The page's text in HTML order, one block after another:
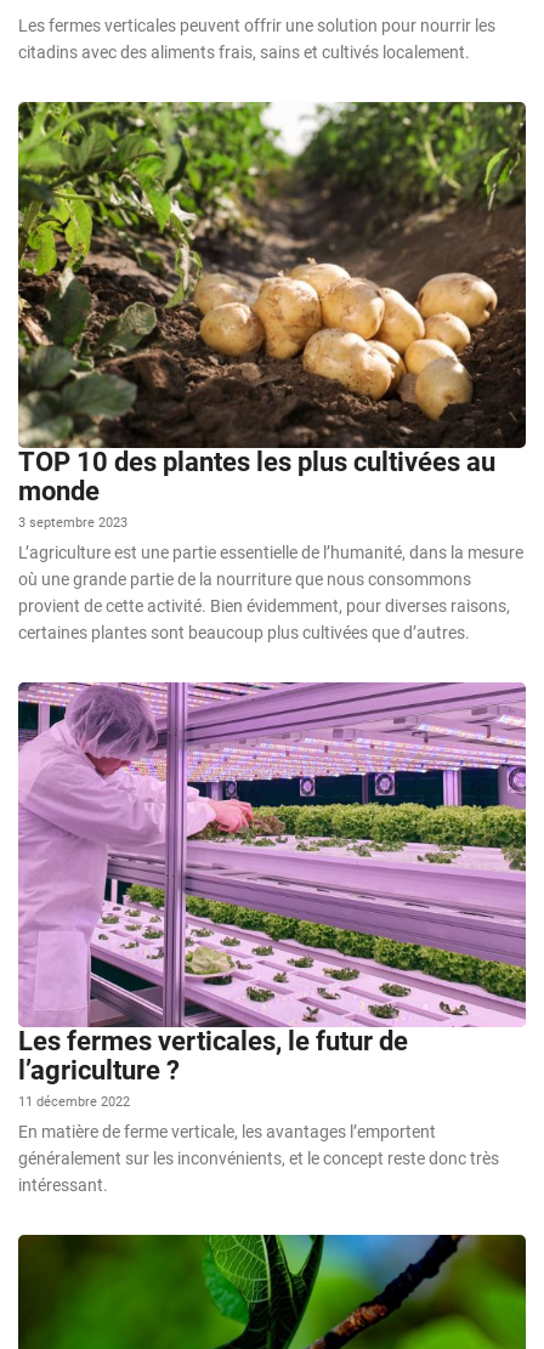
Les fermes verticales peuvent offrir une solution pour nourrir les
citadins avec des aliments frais, sains et cultivés localement.
TOP 10 des plantes les plus cultivées au
monde
3 septembre 2023
L’agriculture est une partie essentielle de l’humanité, dans la mesure
où une grande partie de la nourriture que nous consommons
provient de cette activité. Bien évidemment, pour diverses raisons,
certaines plantes sont beaucoup plus cultivées que d’autres.
Les fermes verticales, le futur de
l’agriculture ?
11 décembre 2022
En matière de ferme verticale, les avantages l’emportent
généralement sur les inconvénients, et le concept reste donc très
intéressant.